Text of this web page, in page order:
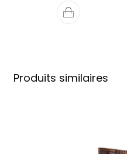
Produits similaires